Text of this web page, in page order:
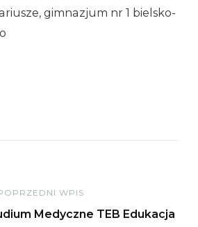
gimnazjum nr 1 bielsko-
WPIS
Medyczne TEB Edukacja